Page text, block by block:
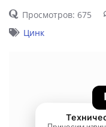
Просмотров: 675
Цинк